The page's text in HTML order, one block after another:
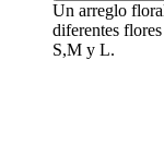
Un arreglo
diferentes
S,M y L.